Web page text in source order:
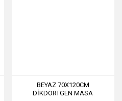
BEYAZ 70X120CM
DİKDÖRTGEN MASA